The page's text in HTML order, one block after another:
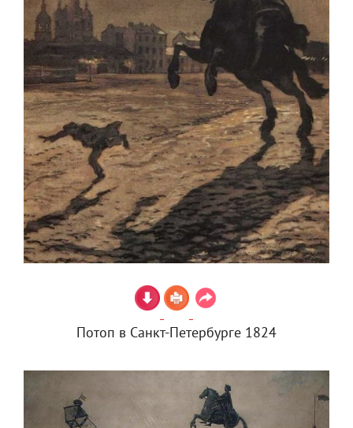
Потоп в Санкт-Петербурге 1824